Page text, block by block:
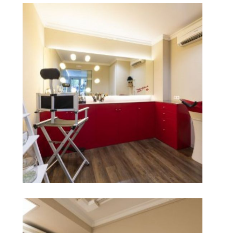
castellon
Ampliar
castellón
Ampliar